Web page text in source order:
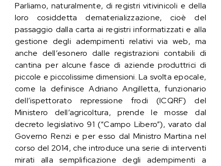
Parliamo, naturalmente, di registri vitivinicoli e della
loro cosiddetta dematerializzazione, cioè del
passaggio dalla carta ai registri informatizzati e alla
gestione degli adempimenti relativi via web, ma
anche dell’esonero dalle registrazioni contabili di
cantina per alcune fasce di aziende produttrici di
piccole e piccolissime dimensioni. La svolta epocale,
come la definisce Adriano Angilletta, funzionario
dell’ispettorato repressione frodi (ICQRF) del
Ministero dell’agricoltura, prende le mosse dal
decreto legislativo 91 (“Campo Libero”), varato dal
Governo Renzi e per esso dal Ministro Martina nel
corso del 2014, che introduce una serie di interventi
mirati alla semplificazione degli adempimenti a